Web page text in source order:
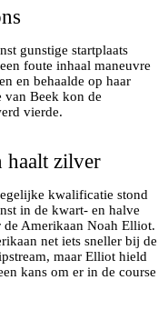
gunstige startplaats
foute inhaal maneuvre
en behaalde op haar
van Beek kon de
vierde.
zijn finales.
haalt zilver
kwalificatie stond
in de kwart- en halve
Amerikaan Noah Elliot.
net iets sneller bij de
maar Elliot hield
kans om er in de course
op het WK in